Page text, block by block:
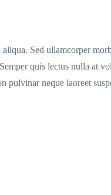
Sed ullamcorper
quis lectus nulla at
neque laoreet